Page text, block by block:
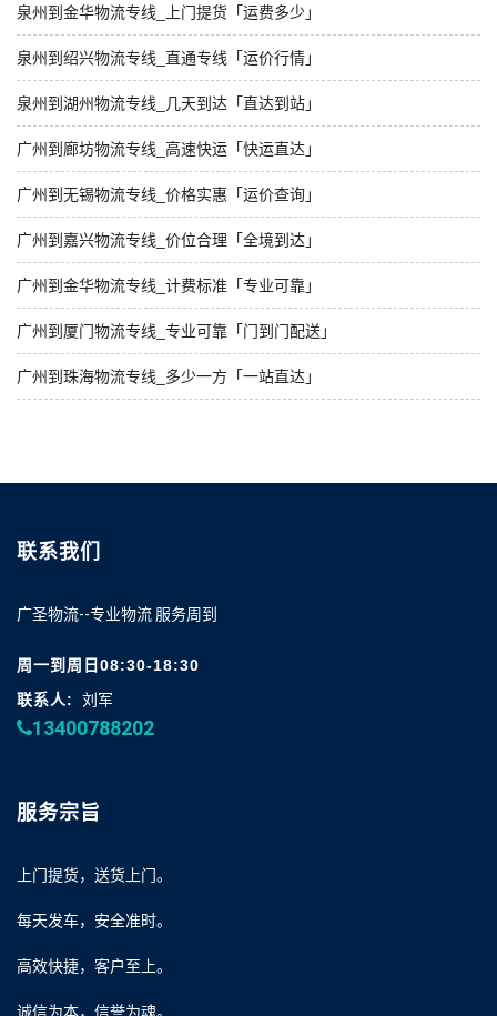
泉州到金华物流专线_上门提货「运费多少」
泉州到绍兴物流专线_直通专线「运价行情」
泉州到湖州物流专线_几天到达「直达到站」
广州到廊坊物流专线_高速快运「快运直达」
广州到无锡物流专线_价格实惠「运价查询」
广州到嘉兴物流专线_价位合理「全境到达」
广州到金华物流专线_计费标准「专业可靠」
广州到厦门物流专线_专业可靠「门到门配送」
广州到珠海物流专线_多少一方「一站直达」
联系我们
广圣物流--专业物流 服务周到
周一到周日08:30-18:30
联系人:
刘军
13400788202
服务宗旨
上门提货，送货上门。
每天发车，安全准时。
高效快捷，客户至上。
诚信为本，信誉为魂。